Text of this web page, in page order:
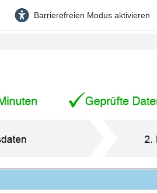
Barrierefreien Modus aktivieren